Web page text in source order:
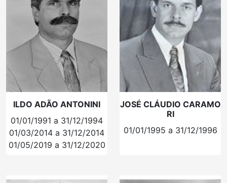
ILDO ADÃO ANTONINI
01/01/1991 a 31/12/1994
01/03/2014 a 31/12/2014
01/05/2019 a 31/12/2020
JOSÉ CLÁUDIO CARAMO
RI
01/01/1995 a 31/12/1996